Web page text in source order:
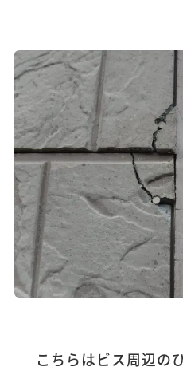
こちらはビス周辺の